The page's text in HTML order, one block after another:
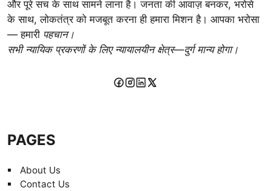
और पूरे सच के साथ सामने लाना है। जनता की आवाज़ बनकर, भरोसे
के साथ, लोकतंत्र को मजबूत करना ही हमारा मिशन है। आपका भरोसा
— हमारी पहचान।
सभी न्यायिक प्रकरणों के लिए न्यायालयीन क्षेत्र—दुर्ग मान्य होगा।
PAGES
About Us
Contact Us